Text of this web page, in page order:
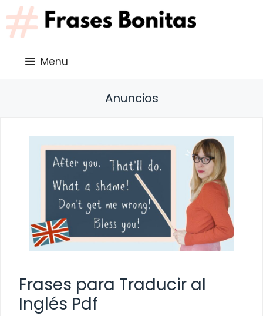
Saltar
al
contenido
Menu
Anuncios
Frases para Traducir al
Inglés Pdf